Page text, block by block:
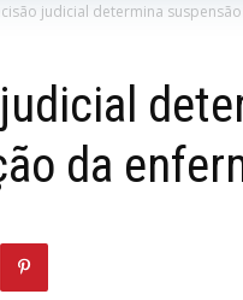
judicial determina
da